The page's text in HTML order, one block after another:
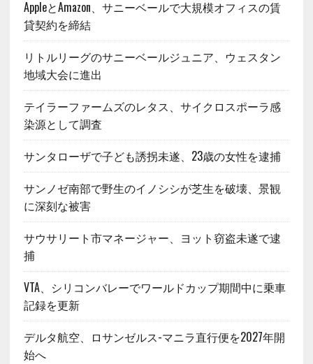
AppleとAmazon、サニーベールで大規模オフィスの賃
貸契約を締結
リトルリーグのサニーベールジュニア、ウェスタン
地域大会に進出
テイラーファームズのレタス、サイクロスポーラ感
染源として調査
サンタローザで子ども誘拐未遂、23歳の女性を逮捕
サンノゼ南部で野生のイノシシが芝生を破壊、景観
に深刻な被害
サウサリート市マネージャー、ヨット窃盗未遂で逮
捕
VTA、シリコンバレーでワールドカップ期間中に乗車
記録を更新
デルタ航空、ロサンゼルス-マニラ直行便を2027年開
始へ